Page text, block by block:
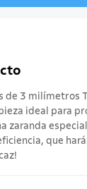
de 3 milímetros
ideal para
zaranda
que hará